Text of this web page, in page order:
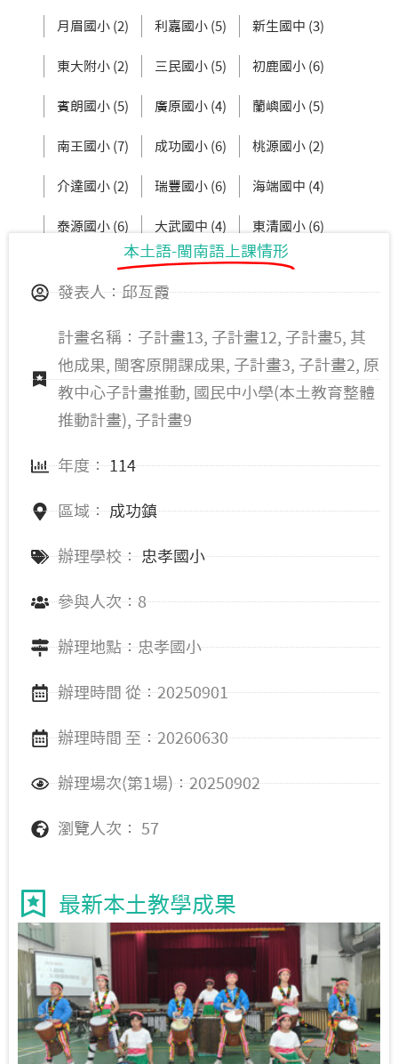
月眉國小 (2) 利嘉國小 (5) 新生國中 (3)
東大附小 (2) 三民國小 (5) 初鹿國小 (6)
賓朗國小 (5) 廣原國小 (4) 蘭嶼國小 (5)
南王國小 (7) 成功國小 (6) 桃源國小 (2)
介達國小 (2) 瑞豐國小 (6) 海端國中 (4)
泰源國小 (6) 大武國中 (4) 東清國小 (6)
都蘭國中 (10) 大鳥國小 (6)
本土語-閩南語上課情形
發表人：邱亙霞
計畫名稱：子計畫13, 子計畫12, 子計畫5, 其
他成果, 閩客原開課成果, 子計畫3, 子計畫2, 原
教中心子計畫推動, 國民中小學(本土教育整體
推動計畫), 子計畫9
年度： 114
區域： 成功鎮
辦理學校： 忠孝國小
參與人次：8
辦理地點：忠孝國小
辦理時間 從：20250901
辦理時間 至：20260630
辦理場次(第1場)：20250902
瀏覽人次： 57
最新本土教學成果